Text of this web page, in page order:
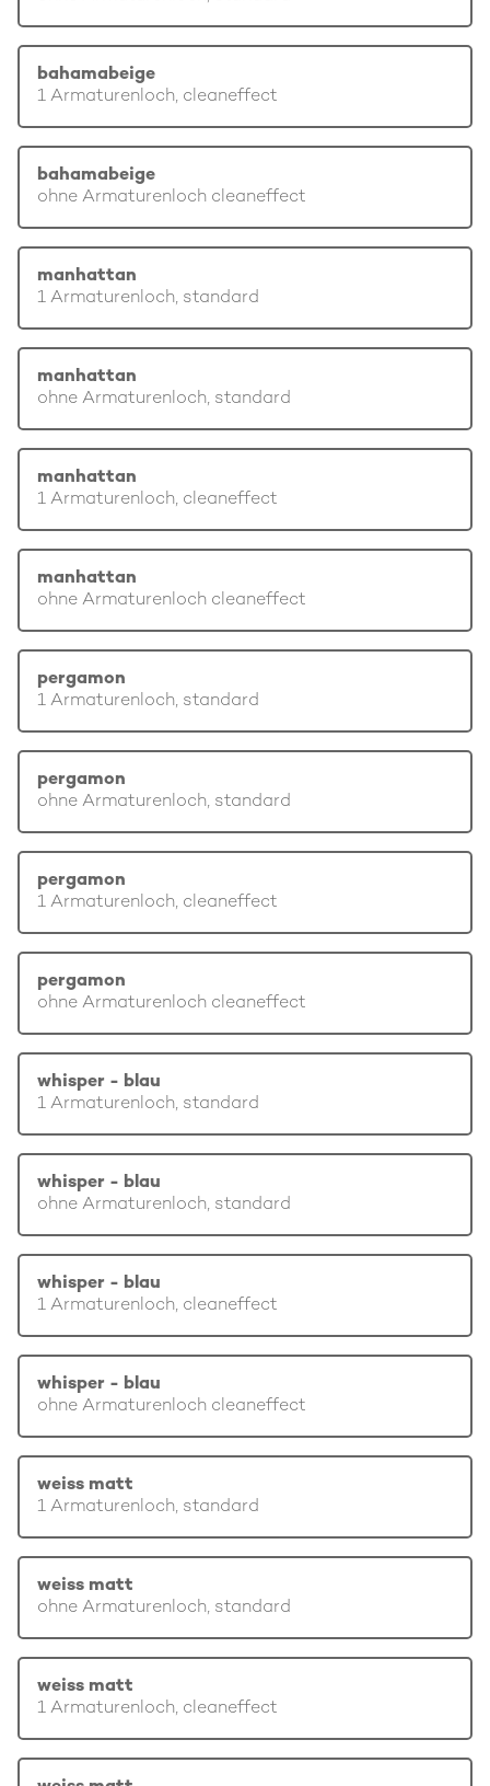
bahamabeige
1 Armaturenloch, cleaneffect
bahamabeige
ohne Armaturenloch cleaneffect
manhattan
1 Armaturenloch, standard
manhattan
ohne Armaturenloch, standard
manhattan
1 Armaturenloch, cleaneffect
manhattan
ohne Armaturenloch cleaneffect
pergamon
1 Armaturenloch, standard
pergamon
ohne Armaturenloch, standard
pergamon
1 Armaturenloch, cleaneffect
pergamon
ohne Armaturenloch cleaneffect
whisper - blau
1 Armaturenloch, standard
whisper - blau
ohne Armaturenloch, standard
whisper - blau
1 Armaturenloch, cleaneffect
whisper - blau
ohne Armaturenloch cleaneffect
weiss matt
1 Armaturenloch, standard
weiss matt
ohne Armaturenloch, standard
weiss matt
1 Armaturenloch, cleaneffect